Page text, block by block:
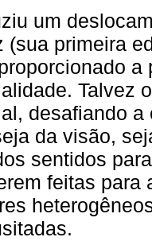
um
(sua primeira
Talvez
desafiando
da visão,
sentidos
feitas para